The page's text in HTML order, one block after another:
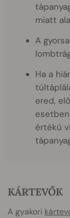
miatt
A
Ha a
ered,
értékű
KÁRTEVŐK
A gyakori